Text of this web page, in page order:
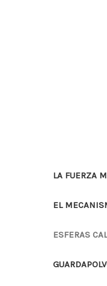
LA FUERZA
EL
ESFERAS